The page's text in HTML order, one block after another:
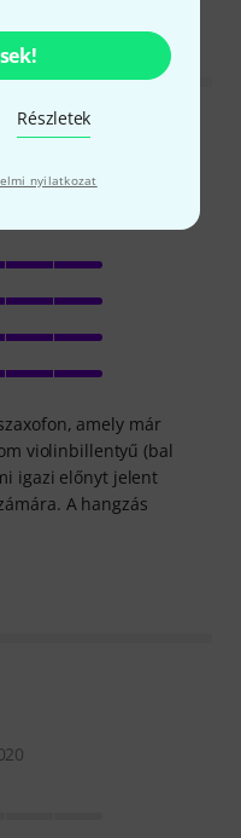
Részletek
nyilatkozat
amely már
violinbillentyű (bal
igazi előnyt jelent
A hangzás